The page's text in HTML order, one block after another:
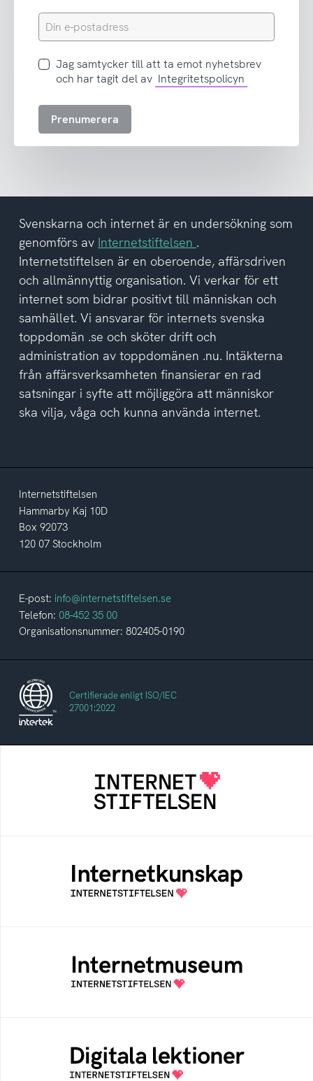
Din
e-
Jag
samtycker
att
del
av
integritetspolicyn
Jag samtycker till att ta emot nyhetsbrev
och har tagit del av Integritetspolicyn
Prenumerera
Svenskarna och internet är en undersökning som
genomförs av Internetstiftelsen .
Internetstiftelsen är en oberoende, affärsdriven
och allmännyttig organisation. Vi verkar för ett
internet som bidrar positivt till människan och
samhället. Vi ansvarar för internets svenska
toppdomän .se och sköter drift och
administration av toppdomänen .nu. Intäkterna
från affärsverksamheten finansierar en rad
satsningar i syfte att möjliggöra att människor
ska vilja, våga och kunna använda internet.
Internetstiftelsen
Hammarby Kaj 10D
Box 92073
120 07 Stockholm
E-post: info@internetstiftelsen.se
Telefon: 08-452 35 00
Organisationsnummer: 802405-0190
Certifierade enligt ISO/IEC
27001:2022
Internetstiftelsen verkar för ett internet som
bidrar positivt till människan och samhället
Samlad kunskap som hjälper dig att bli en
säker och medveten internetanvändare
Ett digitalt museum som byggts, och kureras
av Internetstiftelsen
Öppen digital lärresurs med färdiga lektioner
för alla stadier i grundskolan